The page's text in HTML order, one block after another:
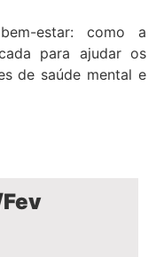
estar: como a
para ajudar os
de saúde mental e